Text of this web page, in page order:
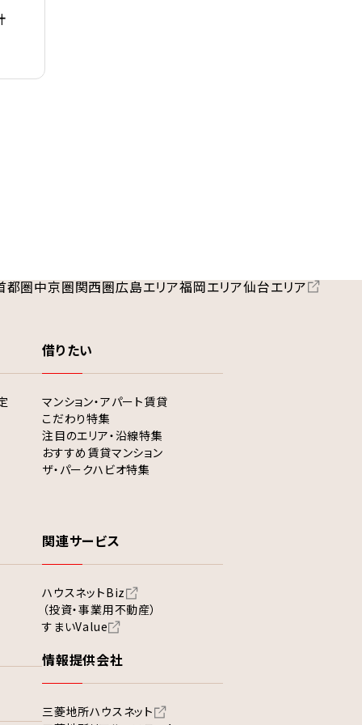
都圏中京圏関西圏広島エリア福岡エリア仙台エリア
借りたい
マンション・アパート賃貸
こだわり特集
注目のエリア・沿線特集
おすすめ賃貸マンション
ザ・パークハビオ特集
関連サービス
ハウスネットBiz
（投資・事業用不動産）
すまいValue
情報提供会社
三菱地所ハウスネット